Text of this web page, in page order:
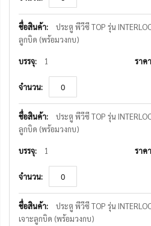
ประตู พีวีซี TOP รุ่น
ลูกบิด (พร้อมวงกบ)
1
ประตู พีวีซี TOP รุ่น
ลูกบิด (พร้อมวงกบ)
1
ประตู พีวีซี TOP รุ่น
เจาะลูกบิด (พร้อมวงกบ)